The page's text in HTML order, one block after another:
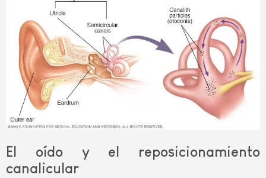
El oído y el reposicionamiento
canalicular